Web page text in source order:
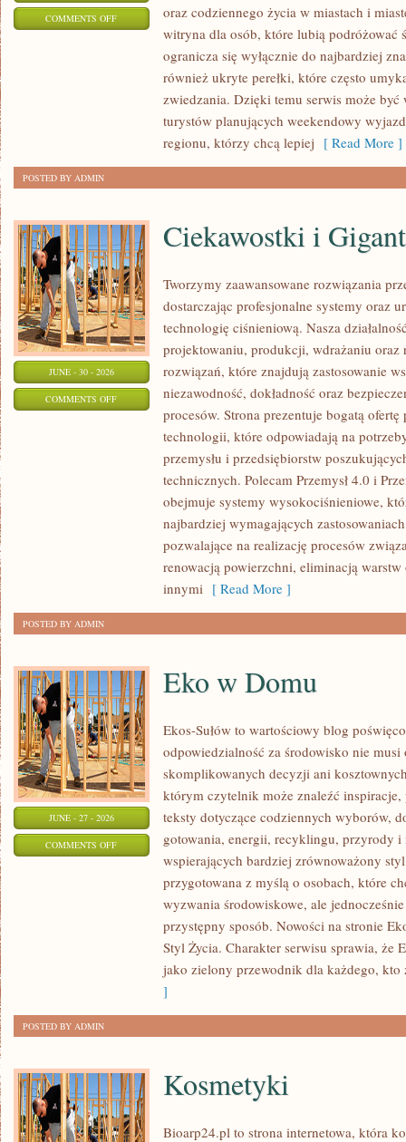
COMMENTS OFFON
oraz codziennego życia w miastach i
witryna dla osób, które lubią podróżować
ogranicza się wyłącznie do najbardziej
również ukryte perełki, które często
zwiedzania. Dzięki temu serwis może
turystów planujących weekendowy
regionu, którzy chcą lepiej [ Read More ]
POSTED BY ADMIN
JUNE - 30 - 2026
COMMENTS OFFON
CIEKAWOSTKI
Ciekawostki i
Tworzymy zaawansowane rozwiązania
dostarczając profesjonalne systemy oraz
technologię ciśnieniową. Nasza
projektowaniu, produkcji, wdrażaniu oraz
rozwiązań, które znajdują zastosowanie
niezawodność, dokładność oraz
procesów. Strona prezentuje bogatą ofertę
technologii, które odpowiadają na
przemysłu i przedsiębiorstw
technicznych. Polecam Przemysł 4.0 i
obejmuje systemy wysokociśnieniowe,
najbardziej wymagających
pozwalające na realizację procesów
renowacją powierzchni, eliminacją
innymi [ Read More ]
POSTED BY ADMIN
JUNE - 27 - 2026
COMMENTS OFFON
Eko w Domu
Ekos-Sułów to wartościowy blog
odpowiedzialność za środowisko nie
skomplikowanych decyzji ani
którym czytelnik może znaleźć inspiracje,
teksty dotyczące codziennych wyborów,
gotowania, energii, recyklingu, przyrody i
wspierających bardziej zrównoważony styl
przygotowana z myślą o osobach, które
wyzwania środowiskowe, ale
przystępny sposób. Nowości na stronie
Styl Życia. Charakter serwisu sprawia, że
jako zielony przewodnik dla każdego, kto
]
POSTED BY ADMIN
Kosmetyki
Bioarp24.pl to strona internetowa, która